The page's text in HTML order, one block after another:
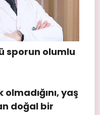
sporun olumlu
olmadığını, yaş
doğal bir